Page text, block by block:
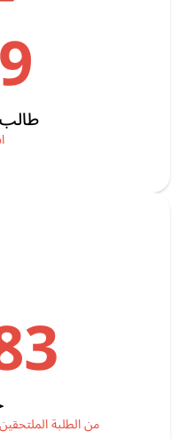
من الطلبة